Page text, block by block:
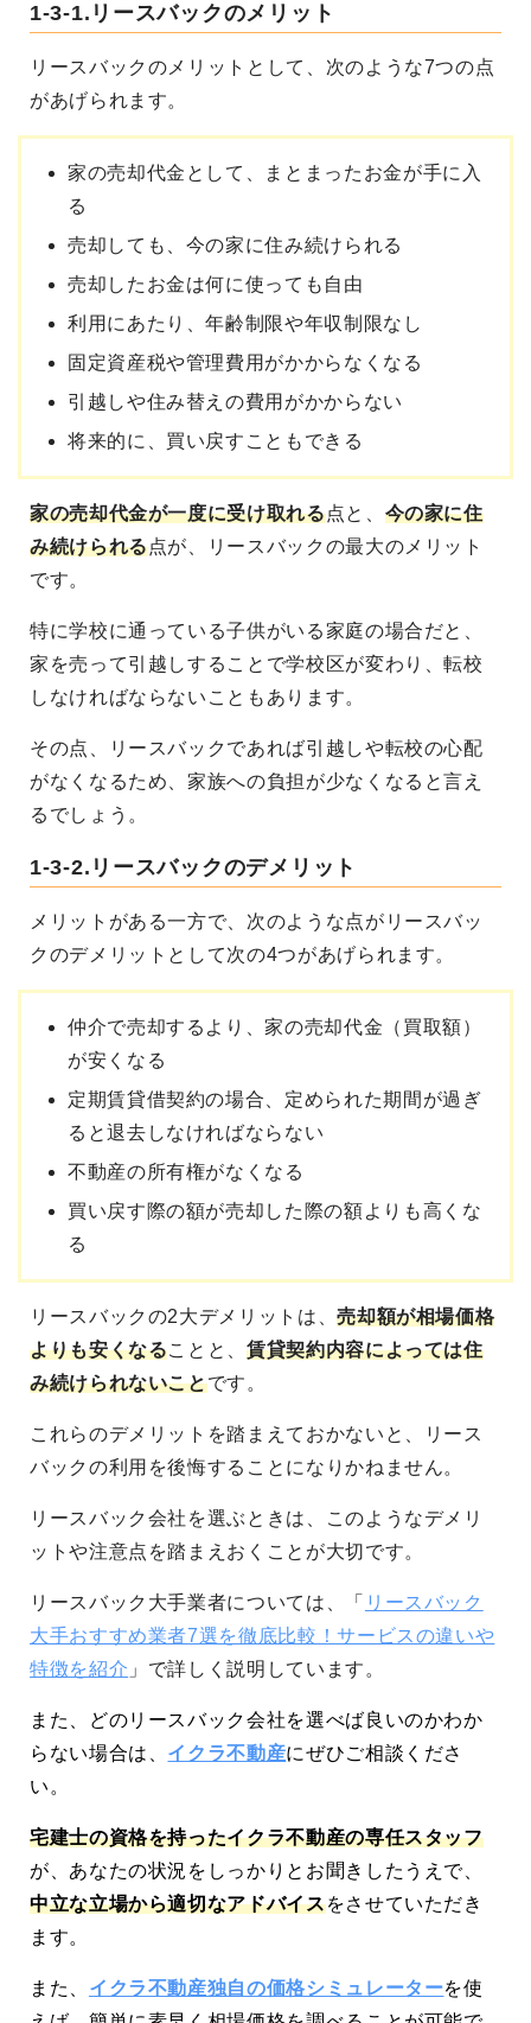
1-3-1.リースバックのメリット
リースバックのメリットとして、次のような7つの点
があげられます。
家の売却代金として、まとまったお金が手に入
る
売却しても、今の家に住み続けられる
売却したお金は何に使っても自由
利用にあたり、年齢制限や年収制限なし
固定資産税や管理費用がかからなくなる
引越しや住み替えの費用がかからない
将来的に、買い戻すこともできる
家の売却代金が一度に受け取れる点と、 今の家に住
み続けられる点が、リースバックの最大のメリット
です。
特に学校に通っている子供がいる家庭の場合だと、
家を売って引越しすることで学校区が変わり、転校
しなければならないこともあります。
その点、リースバックであれば引越しや転校の心配
がなくなるため、家族への負担が少なくなると言え
るでしょう。
1-3-2.リースバックのデメリット
メリットがある一方で、次のような点がリースバッ
クのデメリットとして次の4つがあげられます。
仲介で売却するより、家の売却代金（買取額）
が安くなる
定期賃貸借契約の場合、定められた期間が過ぎ
ると退去しなければならない
不動産の所有権がなくなる
買い戻す際の額が売却した際の額よりも高くな
る
リースバックの2大デメリットは、売却額が相場価格
よりも安くなることと、賃貸契約内容によっては住
み続けられないことです。
これらのデメリットを踏まえておかないと、リース
バックの利用を後悔することになりかねません。
リースバック会社を選ぶときは、このようなデメリ
ットや注意点を踏まえおくことが大切です。
リースバック大手業者については、「 リースバック
大手おすすめ業者7選を徹底比較！サービスの違いや
特徴を紹介 」で詳しく説明しています。
また、どのリースバック会社を選べば良いのかわか
らない場合は、 イクラ不動産にぜひご相談くださ
い。
宅建士の資格を持ったイクラ不動産の専任スタッフ
が、あなたの状況をしっかりとお聞きしたうえで、
中立な立場から適切なアドバイスをさせていただき
ます。
また、 イクラ不動産独自の価格シミュレーターを使